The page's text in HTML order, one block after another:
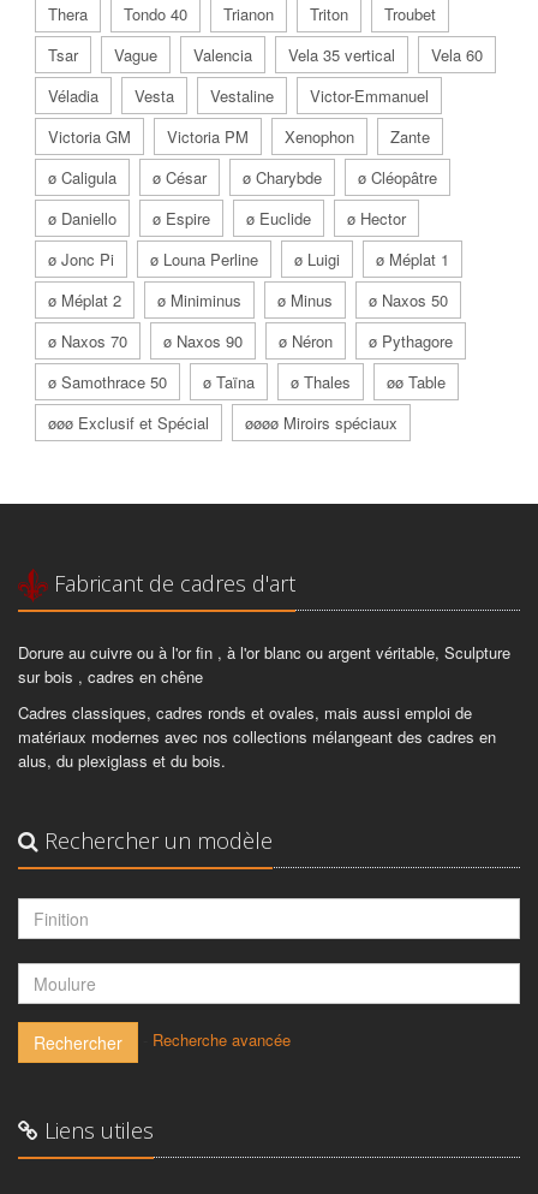
Thera
Tondo 40 Trianon Triton
Troubet
Tsar
Vague Valencia Vela 35 vertical
Vela 60
Véladia
Vesta Vestaline
Victor-Emmanuel
Victoria GM
Victoria PM Xenophon
Zante
ø Caligula
ø César ø Charybde
ø Cléopâtre
ø Daniello
ø Espire ø Euclide
ø Hector
ø Jonc Pi
ø Louna Perline ø Luigi
ø Méplat 1
ø Méplat 2
ø Miniminus ø Minus
ø Naxos 50
ø Naxos 70
ø Naxos 90 ø Néron
ø Pythagore
ø Samothrace 50
ø Taïna ø Thales
øø Table
øøø Exclusif et Spécial
øøøø Miroirs spéciaux
Fabricant de cadres d'art
Dorure au cuivre ou à l'or fin , à l'or blanc ou argent véritable, Sculpture
sur bois , cadres en chêne
Cadres classiques, cadres ronds et ovales, mais aussi emploi de
matériaux modernes avec nos collections mélangeant des cadres en
alus, du plexiglass et du bois.
Rechercher un modèle
Rechercher Recherche avancée
Liens utiles